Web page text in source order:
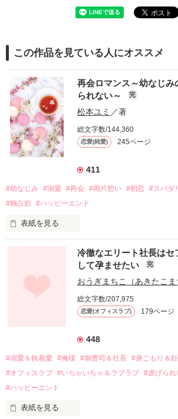
この作品を見ている人にオススメ
再会ロマンス～幼なじみ
られない～
完
松本ユミ ／著
総文字数/144,360
恋愛(純愛) 245ページ
411
#幼なじみ #溺愛 #再会 #両片想い #初恋 #スパダ
#独占欲
#ハッピーエンド
表紙を見る
幼なじみの哲平に淡い恋心を抱いていた美
しかし、ある出来事をきっかけに二人の関
関係修復もできないまま、美桜は両親の離
引っ越すことになり、哲平とも離れ離れに
それから約十二年後。
過去の傷から、二度と会いたくないと思っ
運命のような再会を果たす。
酔った勢いで一夜を共にしてしまった。
さらに、美桜が初めてだと知った哲平は
冷徹なエリート社長はセ
して孕ませたい
完
おうぎまちこ（あきたこま
総文字数/207,975
恋愛(オフィスラブ) 179ページ
448
#溺愛＆執着愛 #俺様 #御曹司＆社長 #身ごもり＆
#オフィスラブ #いちゃいちゃ＆ラブラブ #虐げられ
#ハッピーエンド
表紙を見る